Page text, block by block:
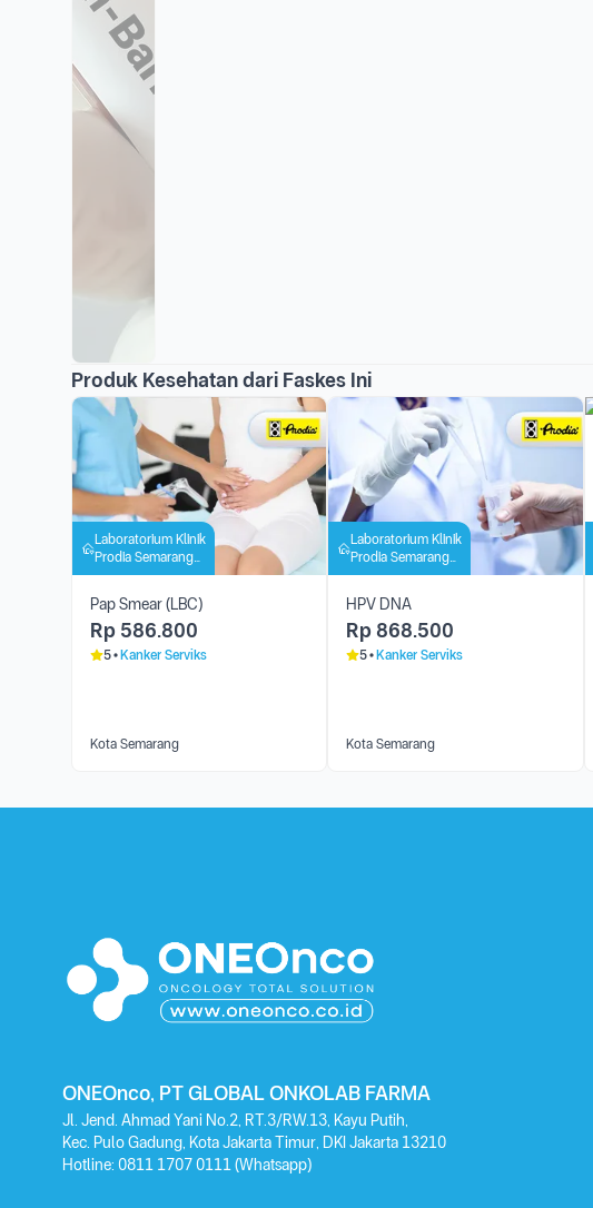
Produk Kesehatan dari Faskes Ini
Laboratorium Klinik
Prodia Semarang
Barat
Pap Smear (LBC)
Rp 586.800
5 Kanker Serviks
Kota Semarang
Laboratorium Klinik
Prodia Semarang
Barat
HPV DNA
Rp 868.500
5 Kanker Serviks
Kota Semarang
ONEOnco, PT GLOBAL ONKOLAB FARMA
Jl. Jend. Ahmad Yani No.2, RT.3/RW.13, Kayu Putih,
Kec. Pulo Gadung, Kota Jakarta Timur, DKI Jakarta 13210
Hotline: 0811 1707 0111 (Whatsapp)